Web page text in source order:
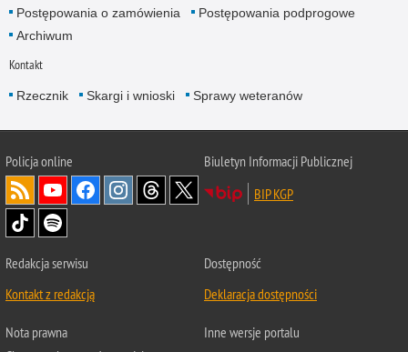
Postępowania o zamówienia
Postępowania podprogowe
Archiwum
Kontakt
Rzecznik Skargi i wnioski Sprawy weteranów
Policjaonline
Biuletyn Informacji Publicznej
BIP KGP
Redakcja serwisu
Kontakt z redakcją
Dostępność
Deklaracja dostępności
Nota prawna
Inne wersje portalu